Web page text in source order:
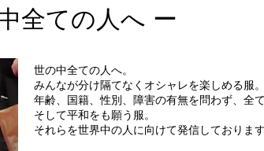
全ての人へ ー
世の中全ての人へ。
みんなが分け隔てなくオシャレを楽しめる服。
年齢、国籍、性別、障害の有無を問わず、全
そして平和をも願う服。
それらを世界中の人に向けて発信しております